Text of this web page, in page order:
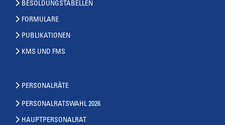
BESOLDUNGSTABELLEN
FORMULARE
PUBLIKATIONEN
KMS UND FMS
PERSONALRÄTE
PERSONALRATSWAHL 2026
HAUPTPERSONALRAT